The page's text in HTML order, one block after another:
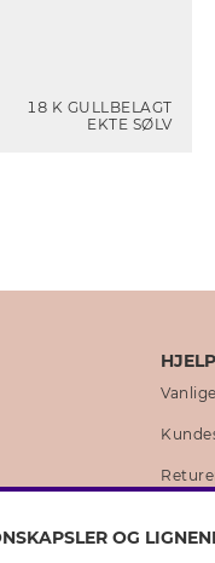
18 K GULLBELAGT
EKTE SØLV
HJELP
OG